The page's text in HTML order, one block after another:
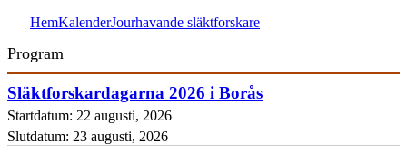
HemKalenderJourhavande släktforskare
Program
Släktforskardagarna 2026 i Borås
Startdatum: 22 augusti, 2026
Slutdatum: 23 augusti, 2026